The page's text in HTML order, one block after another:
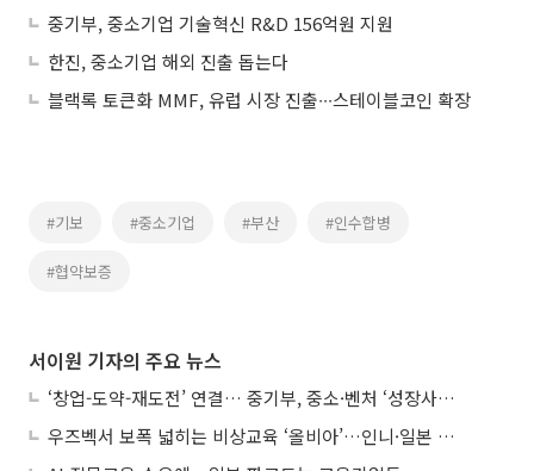
중기부, 중소기업 기술혁신 R&D 156억원 지원
한진, 중소기업 해외 진출 돕는다
블랙록 토큰화 MMF, 유럽 시장 진출∙∙∙스테이블코인 확장
#기보 #중소기업 #부산 #인수합병
#협약보증
서이원 기자의 주요 뉴스
‘창업-도약-재도전’ 연결… 중기부, 중소·벤처 ‘성장사다리’ 짓는다
우즈벡서 보폭 넓히는 비상교육 ‘올비아’…인니·일본 진출 타진